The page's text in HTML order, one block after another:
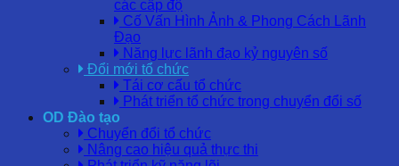
các cấp độ
Cố Vấn Hình Ảnh & Phong Cách Lãnh
Đạo
Năng lực lãnh đạo kỷ nguyên số
Đổi mới tổ chức
Tái cơ cấu tổ chức
Phát triển tổ chức trong chuyển đổi số
OD Đào tạo
Chuyển đổi tổ chức
Nâng cao hiệu quả thực thi